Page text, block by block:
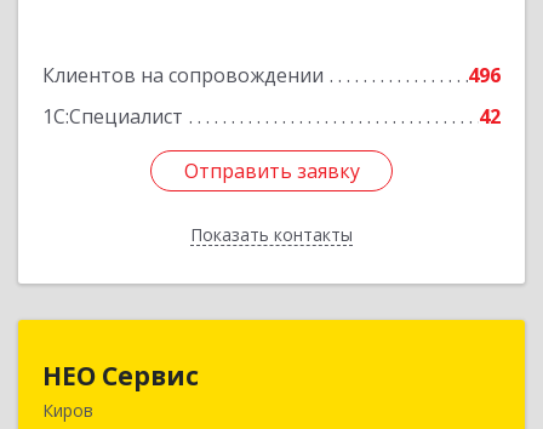
Клиентов на сопровождении
496
1С:Специалист
42
Отправить заявку
Показать контакты
Отправить заявку
Назад
НЕО Сервис
Киров610045, Кировская обл, Киров г, Ульяновская